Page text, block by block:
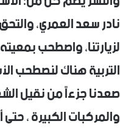
نادر سعد العمري،
لزيارتنا، واصطحب
التربية هناك لنصطحب
صعدنا جزءاً من نقيل
والمركبات الكبيرة ،